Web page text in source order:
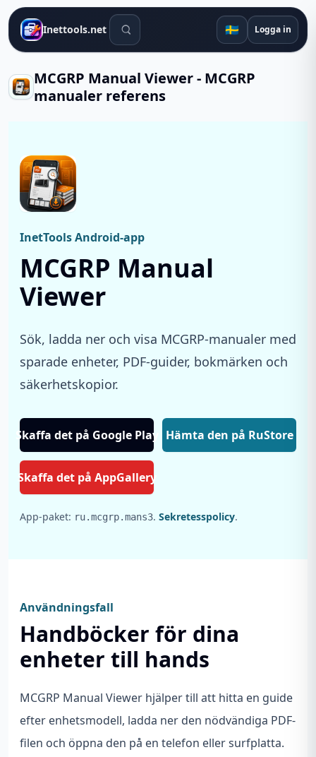
Inettools.net Sökverktyg 🇸🇪 Logga in
MCGRP Manual Viewer - MCGRP
manualer referens
InetTools Android-app
MCGRP Manual
Viewer
Sök, ladda ner och visa MCGRP-manualer med
sparade enheter, PDF-guider, bokmärken och
säkerhetskopior.
Skaffa det på Google Play Hämta den på RuStore
Skaffa det på AppGallery
App-paket: ru.mcgrp.mans3. Sekretesspolicy.
Användningsfall
Handböcker för dina
enheter till hands
MCGRP Manual Viewer hjälper till att hitta en guide
efter enhetsmodell, ladda ner den nödvändiga PDF-
filen och öppna den på en telefon eller surfplatta.